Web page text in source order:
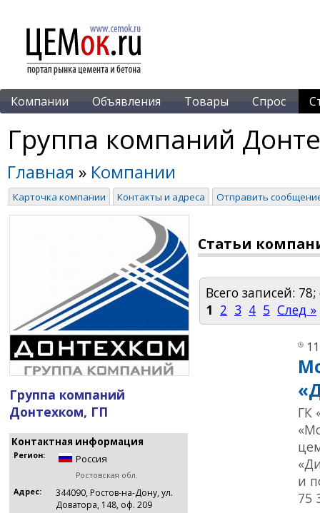
Компании Объявления Товары Спрос
Группа компаний
Главная » Компании
Карточка компании Контакты и адреса Отправить
Группа компаний
Донтехком, ГП
Контактная информация
Регион: Россия
Ростовская обл.
Адрес:
344090, Ростов-на-Дону, ул.
Доватора, 148, оф. 209
Статьи
Всего записей:
1 2 3 4 5 След »
ГК
и
75